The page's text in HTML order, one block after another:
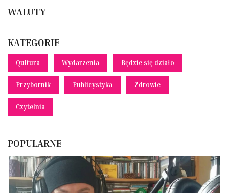
WALUTY
KATEGORIE
Qultura Wydarzenia Będzie się działo
Przybornik Publicystyka Zdrowie
Czytelnia
POPULARNE